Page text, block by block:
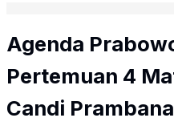
Agenda
Pertemuan 4
Candi